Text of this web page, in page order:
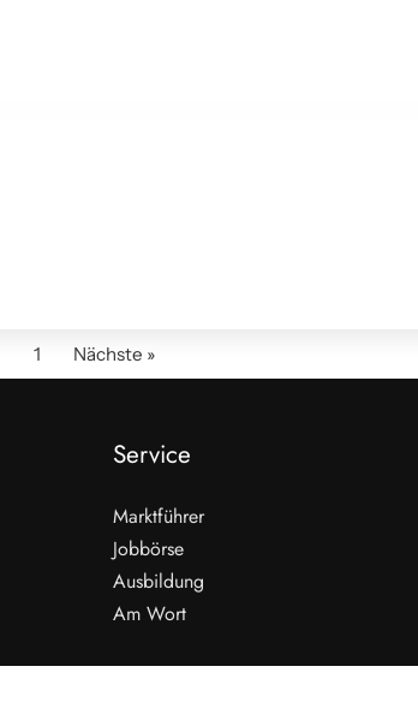
1 Nächste »
Service
Marktführer
Jobbörse
Ausbildung
Am Wort